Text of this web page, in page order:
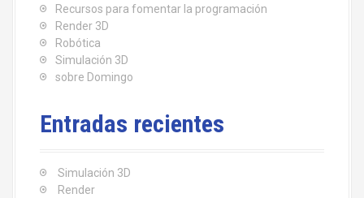
Recursos para fomentar la programación
Render 3D
Robótica
Simulación 3D
sobre Domingo
Entradas recientes
Simulación 3D
Render